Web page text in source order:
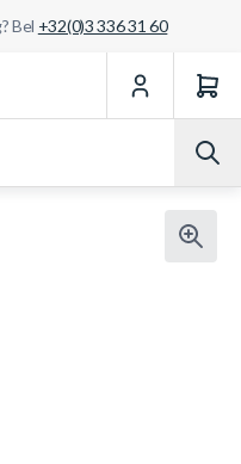
Bel +32(0)3 336 31 60